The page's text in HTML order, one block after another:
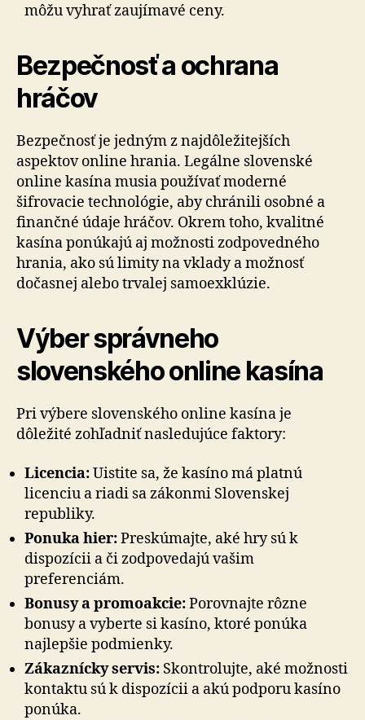
môžu vyhrať zaujímavé ceny.
Bezpečnosť a ochrana
hráčov
Bezpečnosť je jedným z najdôležitejších
aspektov online hrania. Legálne slovenské
online kasína musia používať moderné
šifrovacie technológie, aby chránili osobné a
finančné údaje hráčov. Okrem toho, kvalitné
kasína ponúkajú aj možnosti zodpovedného
hrania, ako sú limity na vklady a možnosť
dočasnej alebo trvalej samoexklúzie.
Výber správneho
slovenského online kasína
Pri výbere slovenského online kasína je
dôležité zohľadniť nasledujúce faktory:
Licencia:Uistite sa, že kasíno má platnú
licenciu a riadi sa zákonmi Slovenskej
republiky.
Ponuka hier:Preskúmajte, aké hry sú k
dispozícii a či zodpovedajú vašim
preferenciám.
Bonusy a promoakcie:Porovnajte rôzne
bonusy a vyberte si kasíno, ktoré ponúka
najlepšie podmienky.
Zákaznícky servis: Skontrolujte, aké možnosti
kontaktu sú k dispozícii a akú podporu kasíno
ponúka.